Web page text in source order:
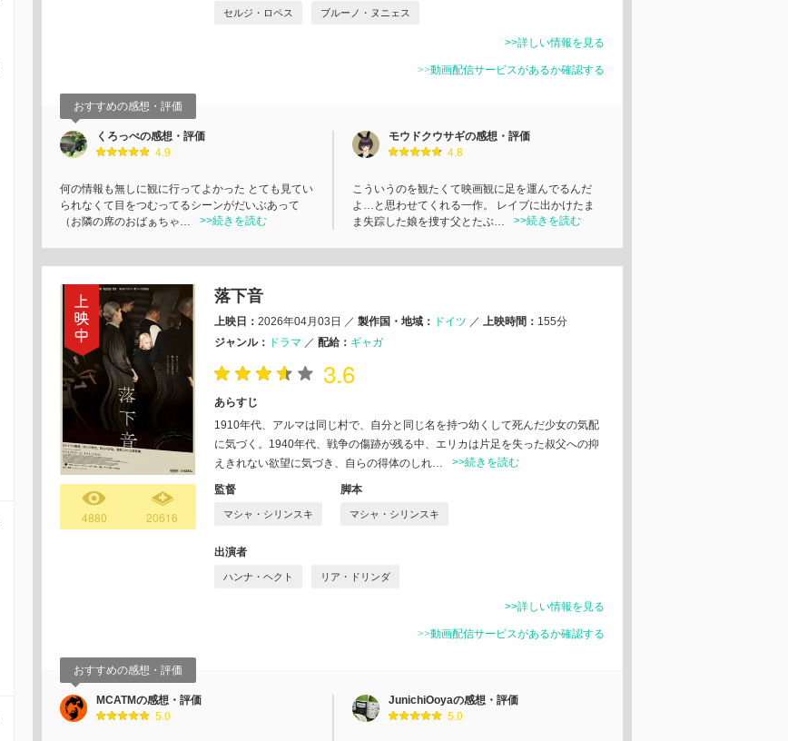
セルジ・ロペス ブルーノ・ヌニェス
>>詳しい情報を見る
>>動画配信サービスがあるか確認する
おすすめの感想・評価
くろっぺの感想・評価
4.9
何の情報も無しに観に行ってよかった とても見てい
られなくて目をつむってるシーンがだいぶあって
（お隣の席のおばぁちゃ…
>>続きを読む
モウドクウサギの感想・評価
4.8
こういうのを観たくて映画観に足を運んでるんだ
よ…と思わせてくれる一作。 レイブに出かけたま
ま失踪した娘を捜す父とたぶ…
>>続きを読む
4880 20616
落下音
上映日： 2026年04月03日 ／ 製作国・地域： ドイツ ／ 上映時間： 155分
ジャンル： ドラマ ／ 配給： ギャガ
3.6
あらすじ
1910年代、アルマは同じ村で、⾃分と同じ名を持つ幼くして死んだ少⼥の気配
に気づく。1940年代、戦争の傷跡が残る中、エリカは⽚⾜を失った叔⽗への抑
えきれない欲望に気づき、⾃らの得体のしれ…
>>続きを読む
監督
マシャ・シリンスキ
脚本
マシャ・シリンスキ
出演者
ハンナ・ヘクト リア・ドリンダ
>>詳しい情報を見る
>>動画配信サービスがあるか確認する
おすすめの感想・評価
MCATMの感想・評価
5.0
JunichiOoyaの感想・評価
5.0